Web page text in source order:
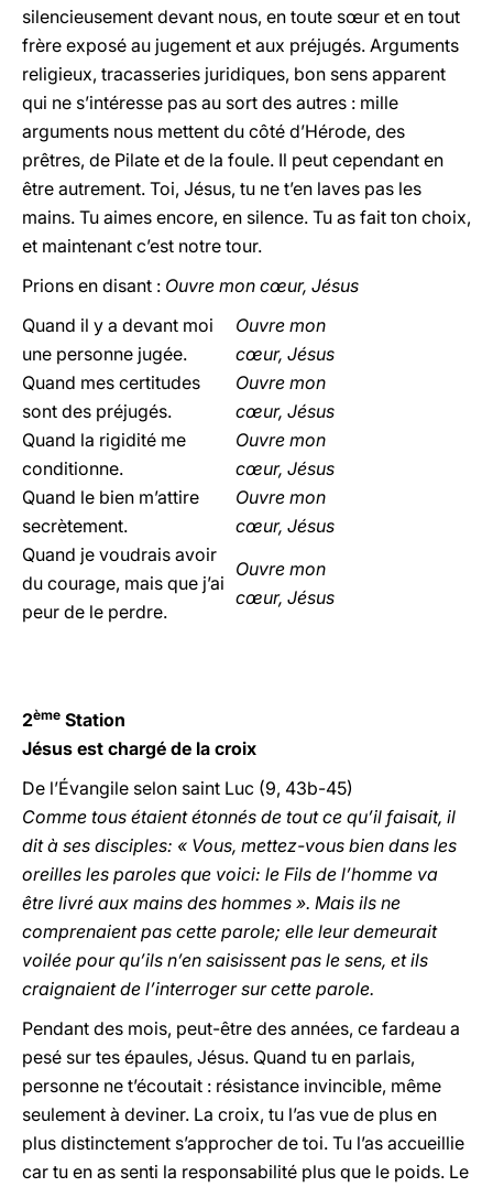
silencieusement devant nous, en toute sœur et en tout
frère exposé au jugement et aux préjugés. Arguments
religieux, tracasseries juridiques, bon sens apparent
qui ne s’intéresse pas au sort des autres : mille
arguments nous mettent du côté d’Hérode, des
prêtres, de Pilate et de la foule. Il peut cependant en
être autrement. Toi, Jésus, tu ne t’en laves pas les
mains. Tu aimes encore, en silence. Tu as fait ton choix,
et maintenant c’est notre tour.
Prions en disant : Ouvre mon cœur, Jésus
Quand il y a devant moi
une personne jugée.
Ouvre mon
cœur, Jésus
Quand mes certitudes
sont des préjugés.
Ouvre mon
cœur, Jésus
Quand la rigidité me
conditionne.
Ouvre mon
cœur, Jésus
Quand le bien m’attire
secrètement.
Ouvre mon
cœur, Jésus
Quand je voudrais avoir
du courage, mais que j’ai
peur de le perdre.
Ouvre mon
cœur, Jésus
2ème Station
Jésus est chargé de la croix
De l’Évangile selon saint Luc (9, 43b-45)
Comme tous étaient étonnés de tout ce qu’il faisait, il
dit à ses disciples: « Vous, mettez-vous bien dans les
oreilles les paroles que voici: le Fils de l’homme va
être livré aux mains des hommes ». Mais ils ne
comprenaient pas cette parole; elle leur demeurait
voilée pour qu’ils n’en saisissent pas le sens, et ils
craignaient de l’interroger sur cette parole.
Pendant des mois, peut-être des années, ce fardeau a
pesé sur tes épaules, Jésus. Quand tu en parlais,
personne ne t’écoutait : résistance invincible, même
seulement à deviner. La croix, tu l’as vue de plus en
plus distinctement s’approcher de toi. Tu l’as accueillie
car tu en as senti la responsabilité plus que le poids. Le